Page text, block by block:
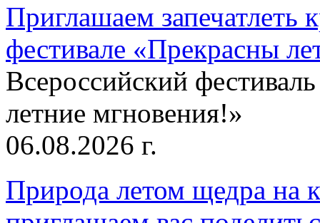
Приглашаем запечатлеть
фестивале «Прекрасны
Всероссийский
летние мгновения!»
06.08.2026 г.
Природа летом щедра на